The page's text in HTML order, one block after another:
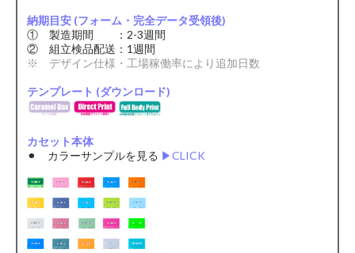
納期目安 (フォーム・完全データ受領後)
① 製造期間 ：2-3週間
② 組立検品配送：1週間
※ デザイン仕様・工場稼働率により追加日数
テンプレート (ダウンロード)
カセット本体
⚫︎ カラーサンプルを見る ▶︎CLICK